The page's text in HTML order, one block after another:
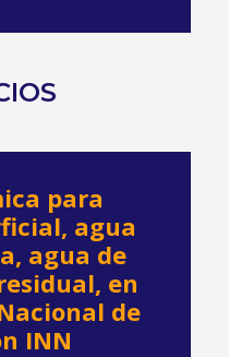
para
agua
agua de
en
de
INN